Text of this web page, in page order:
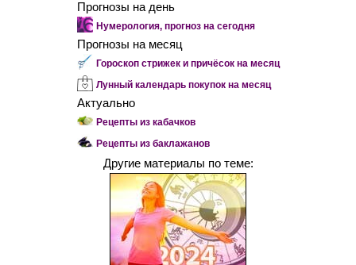
Прогнозы на день
Нумерология, прогноз на сегодня
Прогнозы на месяц
Гороскоп стрижек и причёсок на месяц
Лунный календарь покупок на месяц
Актуально
Рецепты из кабачков
Рецепты из баклажанов
Другие материалы по теме: